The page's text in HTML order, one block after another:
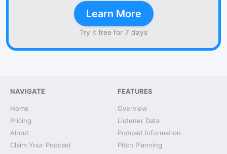
Learn More
Try it free for 7 days
NAVIGATE
Home
Pricing
About
Claim Your Podcast
FEATURES
Overview
Listener Data
Podcast Information
Pitch Planning